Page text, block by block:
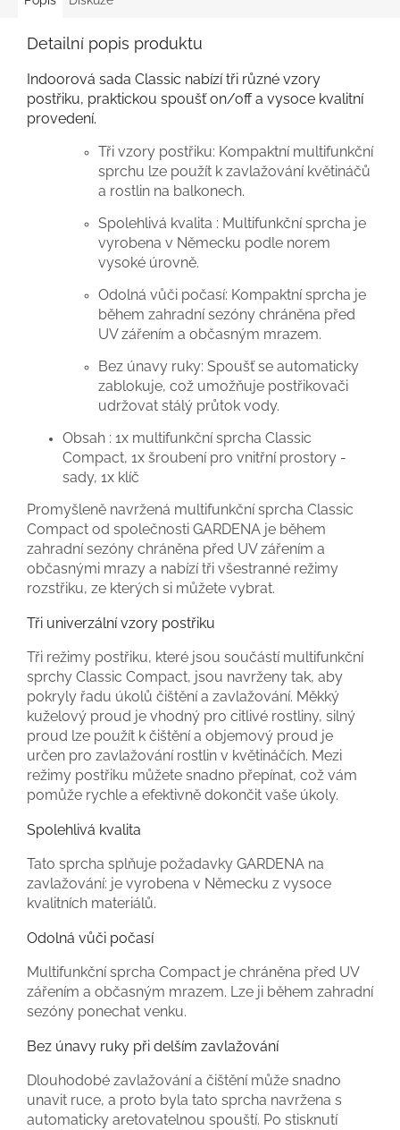
Detailní popis produktu
Indoorová sada Classic nabízí tři různé vzory
postřiku, praktickou spoušť on/off a vysoce kvalitní
provedení.
Tři vzory postřiku: Kompaktní multifunkční
sprchu lze použít k zavlažování květináčů
a rostlin na balkonech.
Spolehlivá kvalita : Multifunkční sprcha je
vyrobena v Německu podle norem
vysoké úrovně.
Odolná vůči počasí: Kompaktní sprcha je
během zahradní sezóny chráněna před
UV zářením a občasným mrazem.
Bez únavy ruky: Spoušť se automaticky
zablokuje, což umožňuje postřikovači
udržovat stálý průtok vody.
Obsah : 1x multifunkční sprcha Classic
Compact, 1x šroubení pro vnitřní prostory -
sady, 1x klíč
Promyšleně navržená multifunkční sprcha Classic
Compact od společnosti GARDENA je během
zahradní sezóny chráněna před UV zářením a
občasnými mrazy a nabízí tři všestranné režimy
rozstřiku, ze kterých si můžete vybrat.
Tři univerzální vzory postřiku
Tři režimy postřiku, které jsou součástí multifunkční
sprchy Classic Compact, jsou navrženy tak, aby
pokryly řadu úkolů čištění a zavlažování. Měkký
kuželový proud je vhodný pro citlivé rostliny, silný
proud lze použít k čištění a objemový proud je
určen pro zavlažování rostlin v květináčích. Mezi
režimy postřiku můžete snadno přepínat, což vám
pomůže rychle a efektivně dokončit vaše úkoly.
Spolehlivá kvalita
Tato sprcha splňuje požadavky GARDENA na
zavlažování: je vyrobena v Německu z vysoce
kvalitních materiálů.
Odolná vůči počasí
Multifunkční sprcha Compact je chráněna před UV
zářením a občasným mrazem. Lze ji během zahradní
sezóny ponechat venku.
Bez únavy ruky při delším zavlažování
Dlouhodobé zavlažování a čištění může snadno
unavit ruce, a proto byla tato sprcha navržena s
automaticky aretovatelnou spouští. Po stisknutí